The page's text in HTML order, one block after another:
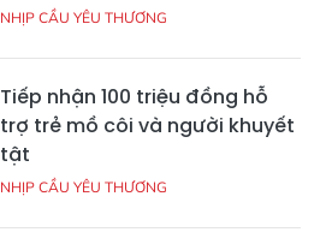
NHỊP CẦU YÊU THƯƠNG
Tiếp nhận 100 triệu đồng hỗ
trợ trẻ mồ côi và người khuyết
tật
NHỊP CẦU YÊU THƯƠNG